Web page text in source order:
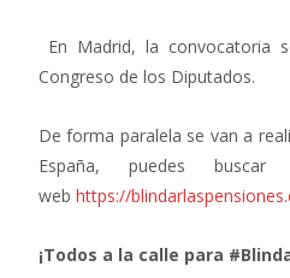
En Madrid, la convocatoria
Congreso de los Diputados.
De forma paralela se van a
España, puedes
web https://
¡Todos a la calle para